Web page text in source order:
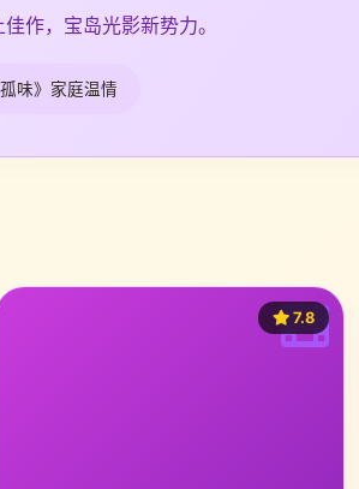
作，宝岛光影新势力。
孤味》家庭温情
7.8